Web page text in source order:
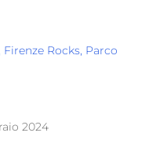
Firenze Rocks, Parco
2024